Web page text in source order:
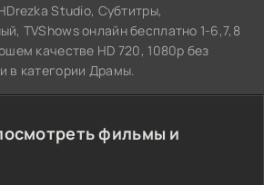
Studio, Субтитры,
TVShows онлайн бесплатно 1-6,7,8
качестве HD 720, 1080p без
в категории Драмы.
фильмы и